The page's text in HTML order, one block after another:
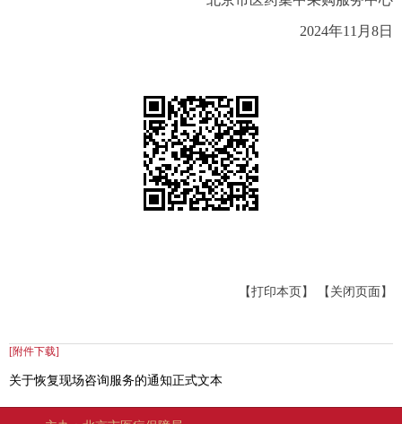
2024年11月8日
【打印本页】 【关闭页面】
[附件下载]
关于恢复现场咨询服务的通知正式文本